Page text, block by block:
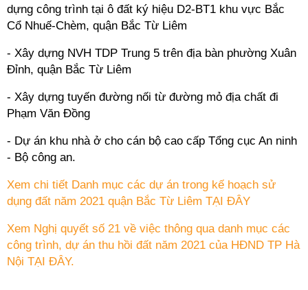
dựng công trình tại ô đất ký hiệu D2-BT1 khu vực Bắc
Cổ Nhuế-Chèm, quận Bắc Từ Liêm
- Xây dựng NVH TDP Trung 5 trên địa bàn phường Xuân
Đỉnh, quận Bắc Từ Liêm
- Xây dựng tuyến đường nối từ đường mỏ địa chất đi
Phạm Văn Đồng
- Dự án khu nhà ở cho cán bộ cao cấp Tổng cục An ninh
- Bộ công an.
Xem chi tiết Danh mục các dự án trong kế hoạch sử
dụng đất năm 2021 quận Bắc Từ Liêm TẠI ĐÂY
Xem Nghị quyết số 21 về việc thông qua danh mục các
công trình, dự án thu hồi đất năm 2021 của HĐND TP Hà
Nội TẠI ĐÂY.